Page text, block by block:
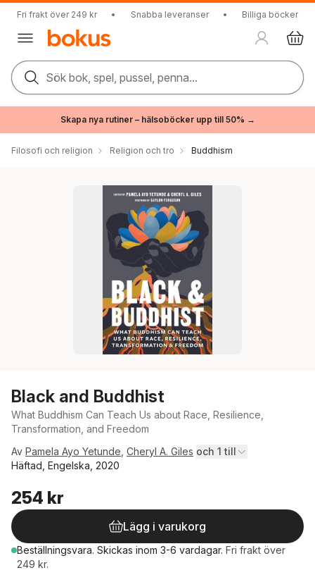
Fri frakt över 249 kr • Snabba leveranser • Billiga böcker
Sök bok, spel, pussel, penna...
Skapa nya rutiner – hälsoböcker upp till 50% →
Filosofi och religion Religion och tro Buddhism
Black and Buddhist
What Buddhism Can Teach Us about Race, Resilience,
Transformation, and Freedom
Av Pamela Ayo Yetunde Cheryl A. Giles och 1 till
Häftad, Engelska, 2020
254 kr
Lägg i varukorg
Beställningsvara. Skickas inom 3-6 vardagar. Fri frakt över
249 kr.